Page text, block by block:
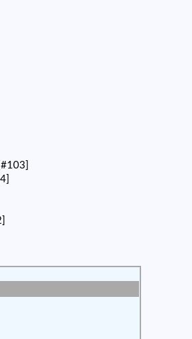
[#103]